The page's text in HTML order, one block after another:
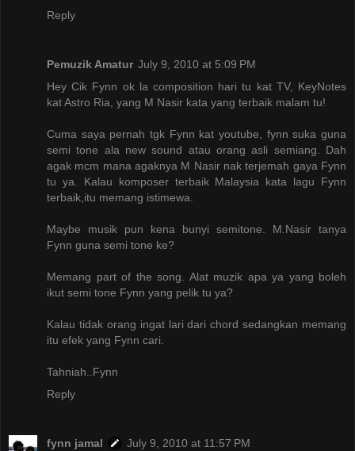
Reply
Pemuzik Amatur July 9, 2010 at 5:09 PM
Hey Cik Fynn ok la composition hari tu kat TV, KeyNotes
kat Astro Ria, yang M Nasir kata yang terbaik malam tu!
Cuma saya pernah tgk Fynn kat youtube, fynn suka guna
semi tone ala new sound atau orang asli semiang. Dah
agak mcm mana agaknya M Nasir nak terjemah gaya Fynn
tu ya. Kalau komposer terbaik Malaysia kata lagu Fynn
terbaik,itu memang istimewa.
Maybe musik pun kena bunyi semitone. M.Nasir tanya
Fynn guna semi tone ke?
Memang part of the song. Alat muzik apa ya yang boleh
ikut semi tone Fynn yang pelik tu ya?
Kalau tidak orang ingat lari dari chord sedangkan memang
itu efek yang Fynn cari.
Tahniah..Fynn
Reply
fynn jamal
July 9, 2010 at 11:57 PM